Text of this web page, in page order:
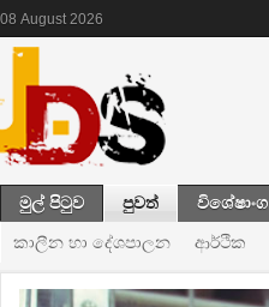
08 August 2026
මුල් පිටුව පුවත් විශේෂාංග
කාලීන හා දේශපාලන ආර්ථික